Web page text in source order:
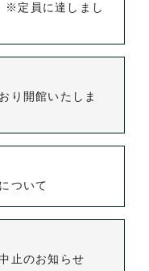
※定員に達しまし
り開館いたしま
ついて
止のお知らせ